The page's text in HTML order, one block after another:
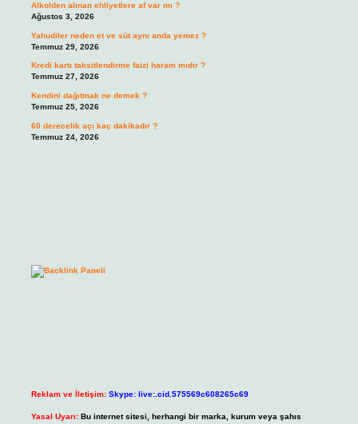
Alkolden alınan ehliyetlere af var mı ?
Ağustos 3, 2026
Yahudiler neden et ve süt aynı anda yemez ?
Temmuz 29, 2026
Kredi kartı taksitlendirme faizi haram mıdır ?
Temmuz 27, 2026
Kendini dağıtmak ne demek ?
Temmuz 25, 2026
60 derecelik açı kaç dakikadır ?
Temmuz 24, 2026
Reklam ve İletişim: Skype: live:.cid.575569c608265c69
Yasal Uyarı: Bu internet sitesi, herhangi bir marka, kurum veya şahıs